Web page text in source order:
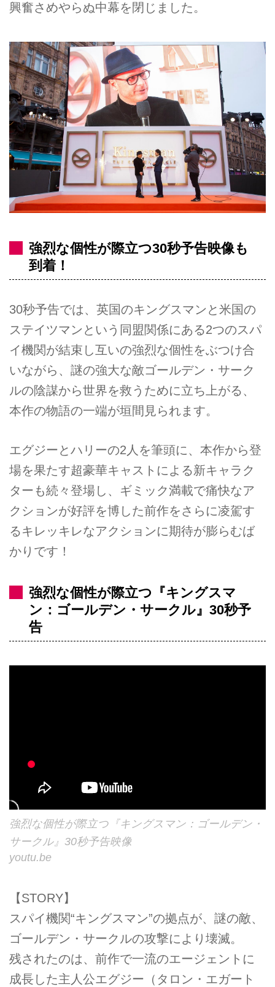
興奮さめやらぬ中幕を閉じました。
強烈な個性が際立つ30秒予告映像も
到着！
30秒予告では、英国のキングスマンと米国の
ステイツマンという同盟関係にある2つのスパ
イ機関が結束し互いの強烈な個性をぶつけ合
いながら、謎の強大な敵ゴールデン・サーク
ルの陰謀から世界を救うために立ち上がる、
本作の物語の一端が垣間見られます。
エグジーとハリーの2人を筆頭に、本作から登
場を果たす超豪華キャストによる新キャラク
ターも続々登場し、ギミック満載で痛快なア
クションが好評を博した前作をさらに凌駕す
るキレッキレなアクションに期待が膨らむば
かりです！
強烈な個性が際立つ『キングスマ
ン：ゴールデン・サークル』30秒予
告
強烈な個性が際立つ『キングスマン：ゴールデン・
サークル』30秒予告映像
youtu.be
【STORY】
スパイ機関“キングスマン”の拠点が、謎の敵、
ゴールデン・サークルの攻撃により壊滅。
残されたのは、前作で一流のエージェントに
成長した主人公エグジー（タロン・エガート